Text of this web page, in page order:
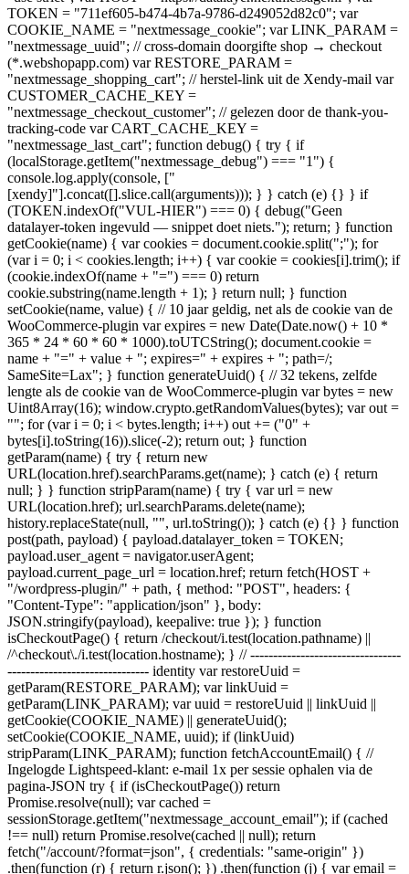
TOKEN = "711ef605-b474-4b7a-9786-d249052d82c0"; var
COOKIE_NAME = "nextmessage_cookie"; var LINK_PARAM =
"nextmessage_uuid"; // cross-domain doorgifte shop → checkout
(*.webshopapp.com) var RESTORE_PARAM =
"nextmessage_shopping_cart"; // herstel-link uit de Xendy-mail var
CUSTOMER_CACHE_KEY =
"nextmessage_checkout_customer"; // gelezen door de thank-you-
tracking-code var CART_CACHE_KEY =
"nextmessage_last_cart"; function debug() { try { if
(localStorage.getItem("nextmessage_debug") === "1") {
console.log.apply(console, ["
[xendy]"].concat([].slice.call(arguments))); } } catch (e) {} } if
(TOKEN.indexOf("VUL-HIER") === 0) { debug("Geen
datalayer-token ingevuld — snippet doet niets."); return; } function
getCookie(name) { var cookies = document.cookie.split(";"); for
(var i = 0; i < cookies.length; i++) { var cookie = cookies[i].trim(); if
(cookie.indexOf(name + "=") === 0) return
cookie.substring(name.length + 1); } return null; } function
setCookie(name, value) { // 10 jaar geldig, net als de cookie van de
WooCommerce-plugin var expires = new Date(Date.now() + 10 *
365 * 24 * 60 * 60 * 1000).toUTCString(); document.cookie =
name + "=" + value + "; expires=" + expires + "; path=/;
SameSite=Lax"; } function generateUuid() { // 32 tekens, zelfde
lengte als de cookie van de WooCommerce-plugin var bytes = new
Uint8Array(16); window.crypto.getRandomValues(bytes); var out =
""; for (var i = 0; i < bytes.length; i++) out += ("0" +
bytes[i].toString(16)).slice(-2); return out; } function
getParam(name) { try { return new
URL(location.href).searchParams.get(name); } catch (e) { return
null; } } function stripParam(name) { try { var url = new
URL(location.href); url.searchParams.delete(name);
history.replaceState(null, "", url.toString()); } catch (e) {} } function
post(path, payload) { payload.datalayer_token = TOKEN;
payload.user_agent = navigator.userAgent;
payload.current_page_url = location.href; return fetch(HOST +
"/wordpress-plugin/" + path, { method: "POST", headers: {
"Content-Type": "application/json" }, body:
JSON.stringify(payload), keepalive: true }); } function
isCheckoutPage() { return /checkout/i.test(location.pathname) ||
/^checkout\./i.test(location.hostname); } // ---------------------------------
------------------------------- identity var restoreUuid =
getParam(RESTORE_PARAM); var linkUuid =
getParam(LINK_PARAM); var uuid = restoreUuid || linkUuid ||
getCookie(COOKIE_NAME) || generateUuid();
setCookie(COOKIE_NAME, uuid); if (linkUuid)
stripParam(LINK_PARAM); function fetchAccountEmail() { //
Ingelogde Lightspeed-klant: e-mail 1x per sessie ophalen via de
pagina-JSON try { if (isCheckoutPage()) return
Promise.resolve(null); var cached =
sessionStorage.getItem("nextmessage_account_email"); if (cached
!== null) return Promise.resolve(cached || null); return
fetch("/account/?format=json", { credentials: "same-origin" })
.then(function (r) { return r.json(); }) .then(function (j) { var email =